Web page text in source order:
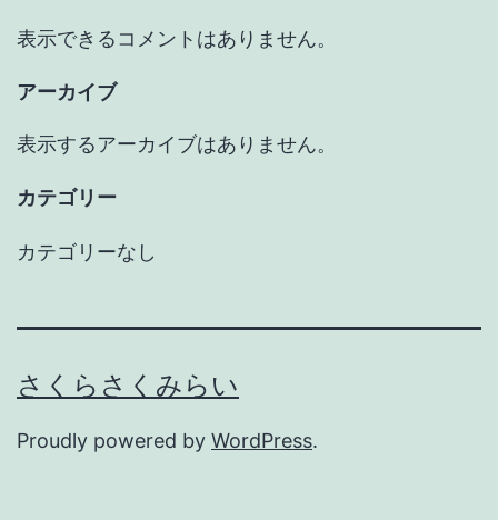
表示できるコメントはありません。
アーカイブ
表示するアーカイブはありません。
カテゴリー
カテゴリーなし
さくらさくみらい
Proudly powered by WordPress.